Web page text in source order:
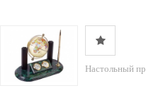
Настольный